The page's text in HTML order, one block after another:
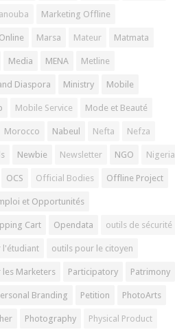
Marketing Offline
Marsa Mateur Matmata
Media MENA Metline
Diaspora Ministry Mobile
Mobile Service Mode et Beauté
Morocco Nabeul Nefta Nefza
Newbie Newsletter NGO Nigeria
OCS Official Bodies Offline Project
et Opportunités
Cart Opendata outils de sécurité
l'étudiant outils pour le citoyen
les Marketers Participatory Patrimony
Branding Petition PhotoArts
Photography Physical Product